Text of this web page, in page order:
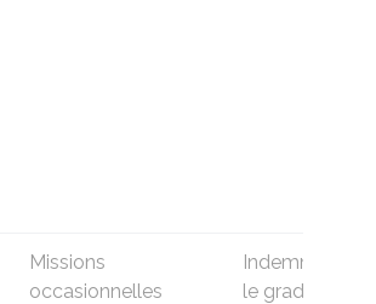
Missions
occasionnelles
Indemnité selon
le grade